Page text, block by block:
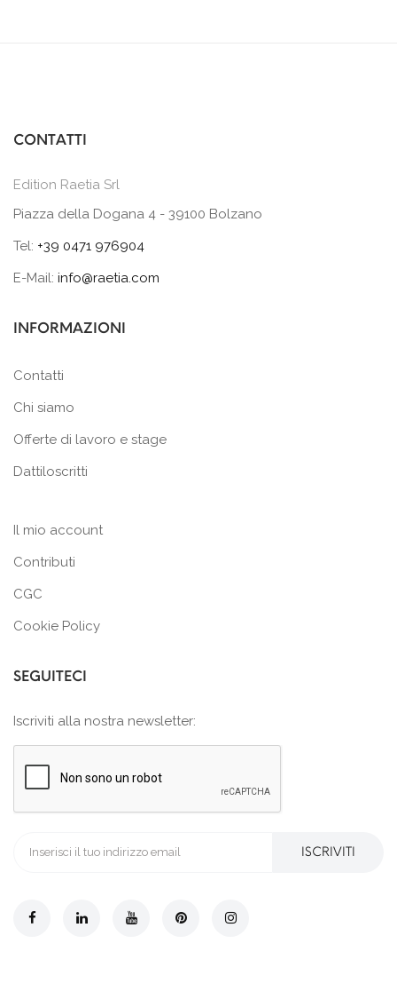
CONTATTI
Edition Raetia Srl
Piazza della Dogana 4 - 39100 Bolzano
Tel: +39 0471 976904
E-Mail: info@raetia.com
INFORMAZIONI
Contatti
Chi siamo
Offerte di lavoro e stage
Dattiloscritti
Il mio account
Contributi
CGC
Cookie Policy
SEGUITECI
Iscriviti alla nostra newsletter:
ISCRIVITI